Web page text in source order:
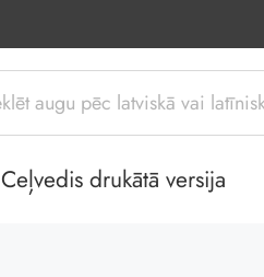
Ceļvedis drukātā versija